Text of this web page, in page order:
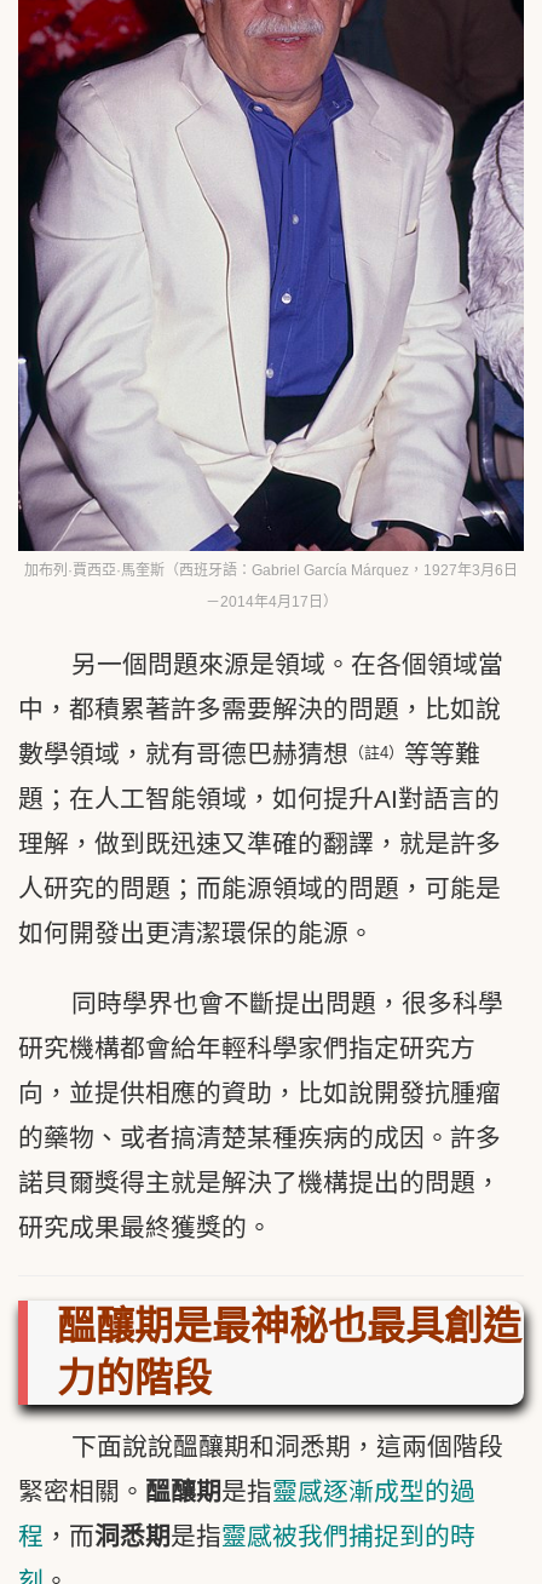
加布列·賈西亞·馬奎斯（西班牙語：Gabriel García Márquez，1927年3月6日
－2014年4月17日）
另一個問題來源是領域。在各個領域當
中，都積累著許多需要解決的問題，比如說
數學領域，就有哥德巴赫猜想 （註4） 等等難
題；在人工智能領域，如何提升AI對語言的
理解，做到既迅速又準確的翻譯，就是許多
人研究的問題；而能源領域的問題，可能是
如何開發出更清潔環保的能源。
同時學界也會不斷提出問題，很多科學
研究機構都會給年輕科學家們指定研究方
向，並提供相應的資助，比如說開發抗腫瘤
的藥物、或者搞清楚某種疾病的成因。許多
諾貝爾獎得主就是解決了機構提出的問題，
研究成果最終獲獎的。
醞釀期是最神秘也最具創造
力的階段
下面說說醞釀期和洞悉期，這兩個階段
緊密相關。 醞釀期是指靈感逐漸成型的過
程 ，而洞悉期是指靈感被我們捕捉到的時